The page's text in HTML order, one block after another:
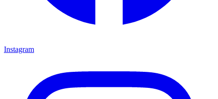
Instagram